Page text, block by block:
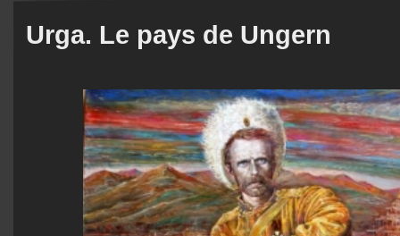
Urga. Le pays de Ungern